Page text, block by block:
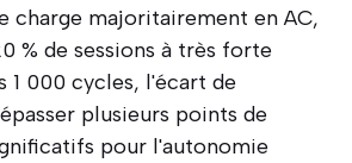
charge majoritairement en AC,
% de sessions à très forte
1 000 cycles, l'écart de
plusieurs points de
pour l'autonomie